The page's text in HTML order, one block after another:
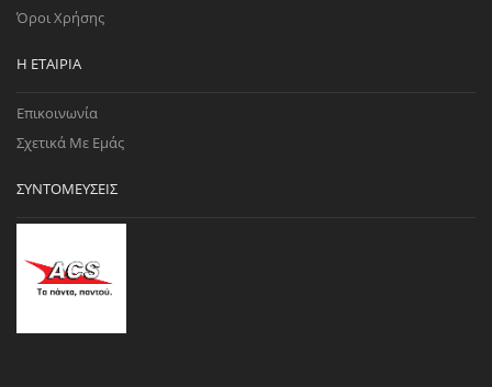
Όροι Χρήσης
Η ΕΤΑΙΡΊΑ
Επικοινωνία
Σχετικά Με Εμάς
ΣΥΝΤΟΜΕΎΣΕΙΣ